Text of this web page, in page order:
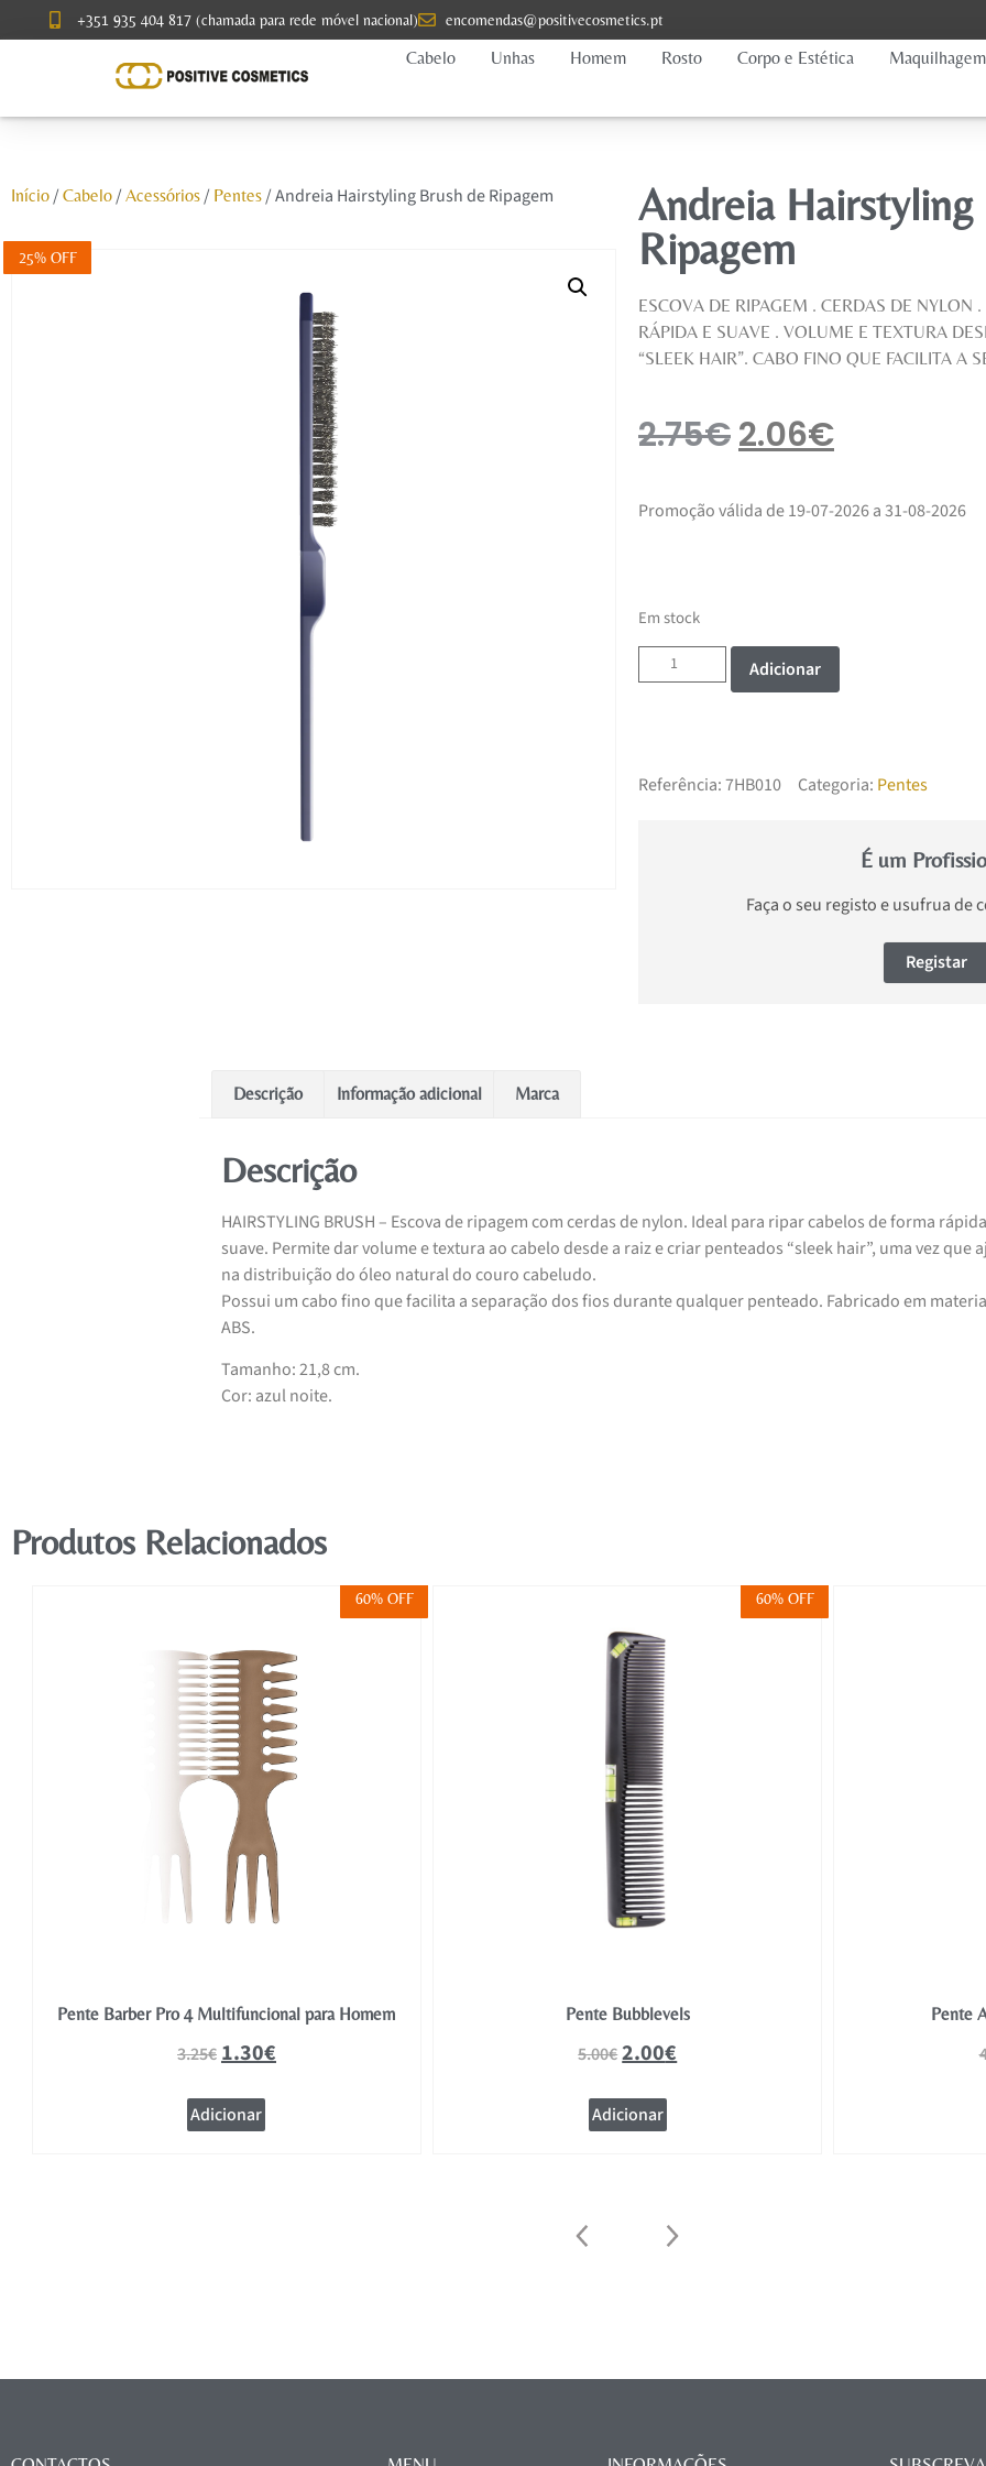
+351 935 404 817 (chamada para rede móvel nacional) encomendas@positivecosmetics.pt
Cabelo
Unhas Homem Rosto Corpo e Estética Maquilhagem
Início/ Cabelo/ Acessórios/ Pentes/ Andreia Hairstyling Brush de Ripagem
25% OFF
Andreia Hairstyling
Ripagem
ESCOVA DE RIPAGEM . CERDAS DE NYLON
RÁPIDA E SUAVE . VOLUME E TEXTURA
“SLEEK HAIR”. CABO FINO QUE FACILITA A
2.75€2.06€
Promoção válida de 19-07-2026 a 31-08-2026
Em stock
Adicionar
Referência:7HB010 Categoria: Pentes
É um
Faça o seu registo e usufrua de
Registar
Descrição Informação adicional Marca
Descrição
HAIRSTYLING BRUSH – Escova de ripagem com cerdas de nylon. Ideal para ripar cabelos de forma
suave. Permite dar volume e textura ao cabelo desde a raiz e criar penteados “sleek hair”, uma vez que
na distribuição do óleo natural do couro cabeludo.
Possui um cabo fino que facilita a separação dos fios durante qualquer penteado. Fabricado em
ABS.
Tamanho: 21,8 cm.
Cor: azul noite.
Produtos Relacionados
60% OFF
Pente Barber Pro 4 Multifuncional para Homem
3.25€ 1.30€
Adicionar
60% OFF
Pente Bubblevels
5.00€2.00€
Adicionar
Pente